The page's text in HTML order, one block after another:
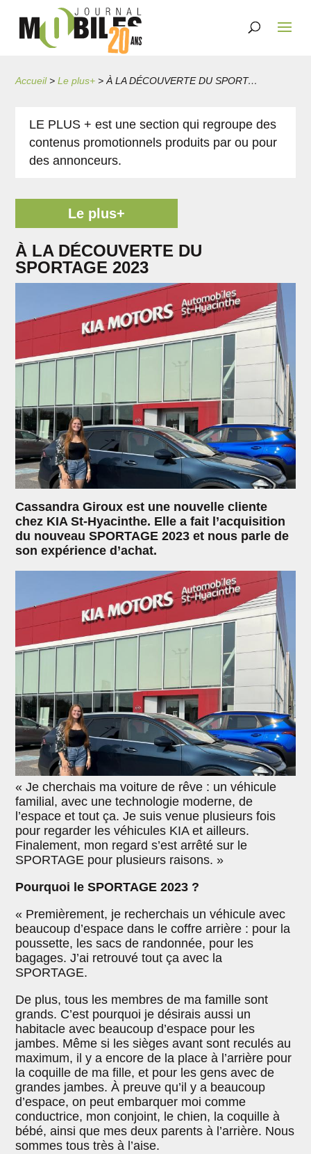
Accueil>Le plus+ > À LA DÉCOUVERTE DU SPORTAGE 2023
LE PLUS + est une section qui regroupe des
contenus promotionnels produits par ou pour
des annonceurs.
Le plus+
À LA DÉCOUVERTE DU
SPORTAGE 2023
Cassandra Giroux est une nouvelle cliente
chez KIA St-Hyacinthe. Elle a fait l’acquisition
du nouveau SPORTAGE 2023 et nous parle de
son expérience d’achat.
« Je cherchais ma voiture de rêve : un véhicule
familial, avec une technologie moderne, de
l’espace et tout ça. Je suis venue plusieurs fois
pour regarder les véhicules KIA et ailleurs.
Finalement, mon regard s’est arrêté sur le
SPORTAGE pour plusieurs raisons. »
Pourquoi le SPORTAGE 2023 ?
« Premièrement, je recherchais un véhicule avec
beaucoup d’espace dans le coffre arrière : pour la
poussette, les sacs de randonnée, pour les
bagages. J’ai retrouvé tout ça avec la
SPORTAGE.
De plus, tous les membres de ma famille sont
grands. C’est pourquoi je désirais aussi un
habitacle avec beaucoup d’espace pour les
jambes. Même si les sièges avant sont reculés au
maximum, il y a encore de la place à l’arrière pour
la coquille de ma fille, et pour les gens avec de
grandes jambes. À preuve qu’il y a beaucoup
d’espace, on peut embarquer moi comme
conductrice, mon conjoint, le chien, la coquille à
bébé, ainsi que mes deux parents à l’arrière. Nous
sommes tous très à l’aise.